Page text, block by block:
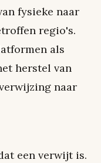
fysieke naar
regio's.
als
herstel van
naar
een verwijt is.